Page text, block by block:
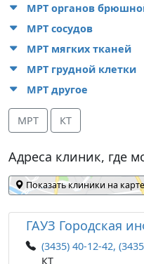
МРТ органов
МРТ сосудов
МРТ мягких тканей
МРТ грудной клетки
МРТ другое
МРТ КТ
Адреса клиник, где
Показать клиники на карте
ГАУЗ Городская
(3435) 40-12-42,
КТ